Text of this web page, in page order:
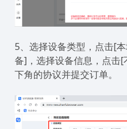
5、选择设备类型，点击[
备]，选择设备信息，点击
下角的协议并提交订单。